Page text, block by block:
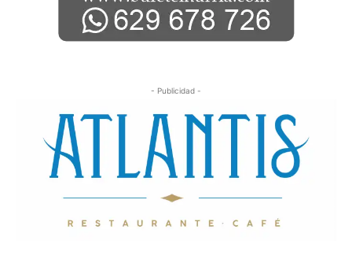
- Publicidad -